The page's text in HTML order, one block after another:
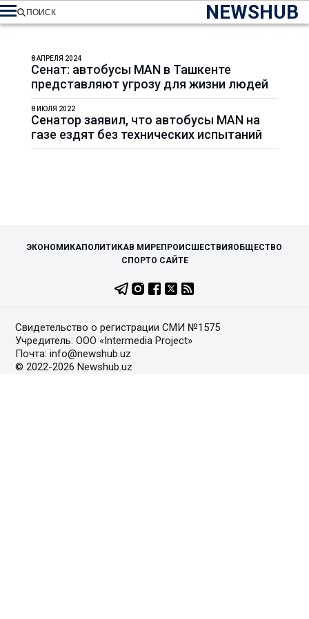
NEWSHUB
ПОИСК
Сенат: автобусы MAN в Ташкенте
представляют угрозу для жизни людей
8 АПРЕЛЯ 2024
Сенатор заявил, что автобусы MAN на
газе ездят без технических испытаний
8 ИЮЛЯ 2022
ЭКОНОМИКАПОЛИТИКАВ МИРЕПРОИСШЕСТВИЯ ОБЩЕСТВО
СПОРТО САЙТЕ
Свидетельство о регистрации СМИ №1575
Учредитель: ООО «Intermedia Project»
Почта: info@newshub.uz
© 2022-2026 Newshub.uz